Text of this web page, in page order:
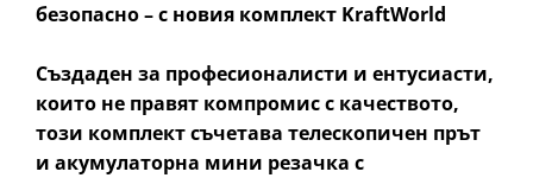
безопасно – с новия комплект KraftWorld
Създаден за професионалисти и ентусиасти,
които не правят компромис с качеството,
този комплект съчетава телескопичен прът
и акумулаторна мини резачка с